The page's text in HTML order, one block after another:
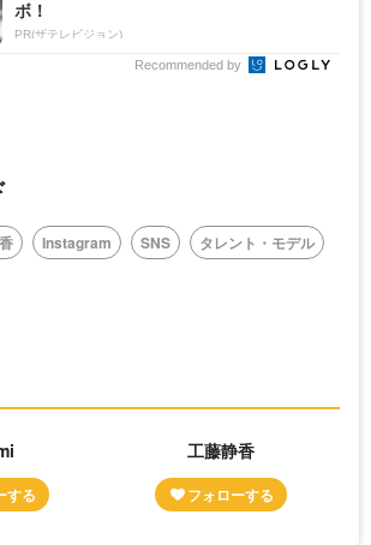
ボ！
PR(ザテレビジョン)
Recommended by
Instagram SNS
タレント・モデル
工藤静香